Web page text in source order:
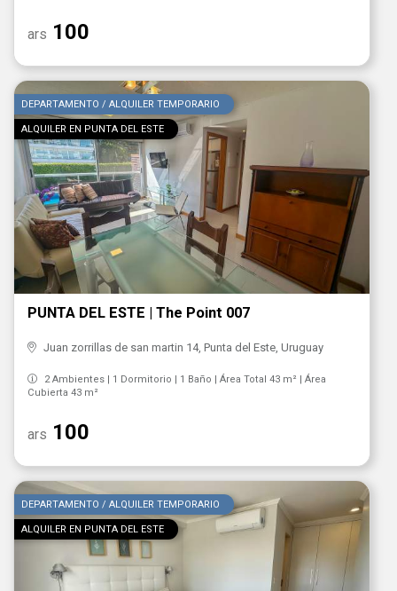
ars 100
DEPARTAMENTO / ALQUILER TEMPORARIO
ALQUILER EN PUNTA DEL ESTE
PUNTA DEL ESTE | The Point 007
Juan zorrillas de san martin 14, Punta del Este, Uruguay
2 Ambientes | 1 Dormitorio | 1 Baño | Área Total 43 m² | Área
Cubierta 43 m²
ars 100
DEPARTAMENTO / ALQUILER TEMPORARIO
ALQUILER EN PUNTA DEL ESTE